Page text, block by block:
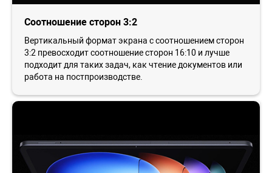
Соотношение сторон 3:2
Вертикальный формат экрана с соотношением сторон
3:2 превосходит соотношение сторон 16:10 и лучше
подходит для таких задач, как чтение документов или
работа на постпроизводстве.